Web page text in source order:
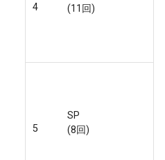
4
(11回)
5
SP
(8回)